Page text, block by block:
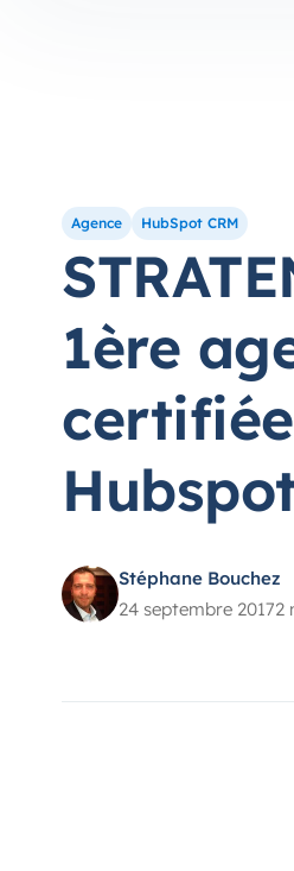
Agence HubSpot CRM
1ère
Stéphane Bouchez
24 septembre 20172